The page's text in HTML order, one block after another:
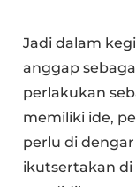
Jadi dalam
anggap
perlakukan
memiliki ide,
perlu di
ikutsertakan di